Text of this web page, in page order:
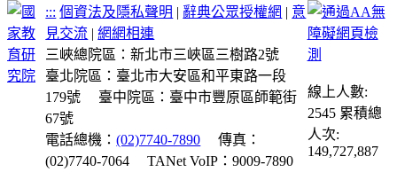
::: 個資法及隱私聲明 | 辭典公眾授權網 | 意
見交流 |網網相連
三峽總院區：新北市三峽區三樹路2號
臺北院區：臺北市大安區和平東路一段
179號
臺中院區：臺中市豐原區師範街
67號
電話總機：(02)7740-7890
傳真：
(02)7740-7064
TANet VoIP：9009-7890
線上人數:
2545 累積總
人次:
149,727,887